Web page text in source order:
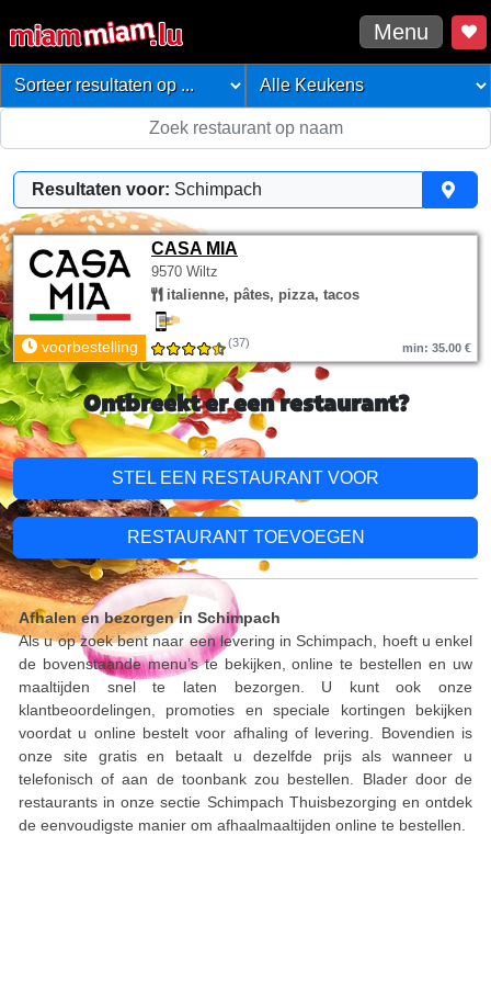
Menu
Resultaten voor: Schimpach
CASA MIA
9570 Wiltz
italienne, pâtes, pizza, tacos
voorbestelling (37) min: 35.00 €
Ontbreekt er een restaurant?
STEL EEN RESTAURANT VOOR
RESTAURANT TOEVOEGEN
Afhalen en bezorgen in Schimpach
Als u op zoek bent naar een levering in Schimpach, hoeft u enkel
de bovenstaande menu’s te bekijken, online te bestellen en uw
maaltijden snel te laten bezorgen. U kunt ook onze
klantbeoordelingen, promoties en speciale kortingen bekijken
voordat u online bestelt voor afhaling of levering. Bovendien is
onze site gratis en betaalt u dezelfde prijs als wanneer u
telefonisch of aan de toonbank zou bestellen. Blader door de
restaurants in onze sectie Schimpach Thuisbezorging en ontdek
de eenvoudigste manier om afhaalmaaltijden online te bestellen.